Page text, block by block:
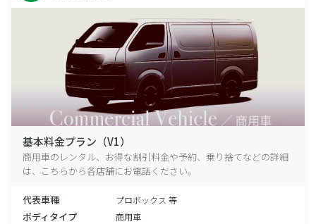
基本料金プラン（V1）
商用車のレンタル、お得な割引料金や予約、乗り捨てなどの詳細
は、こちらから各店舗にお電話ください。
代表車種 プロボックス 等
ボディタイプ 商用車